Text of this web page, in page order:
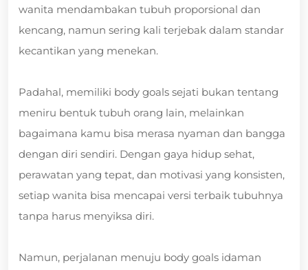
wanita mendambakan tubuh proporsional dan
kencang, namun sering kali terjebak dalam standar
kecantikan yang menekan.
Padahal, memiliki body goals sejati bukan tentang
meniru bentuk tubuh orang lain, melainkan
bagaimana kamu bisa merasa nyaman dan bangga
dengan diri sendiri. Dengan gaya hidup sehat,
perawatan yang tepat, dan motivasi yang konsisten,
setiap wanita bisa mencapai versi terbaik tubuhnya
tanpa harus menyiksa diri.
Namun, perjalanan menuju body goals idaman